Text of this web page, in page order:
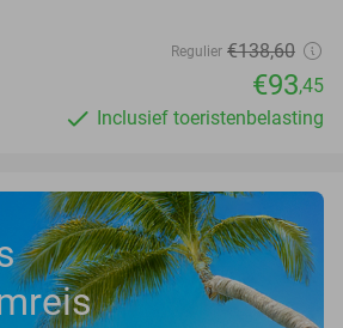
Regulier €138,60
€93,45
Inclusief toeristenbelasting